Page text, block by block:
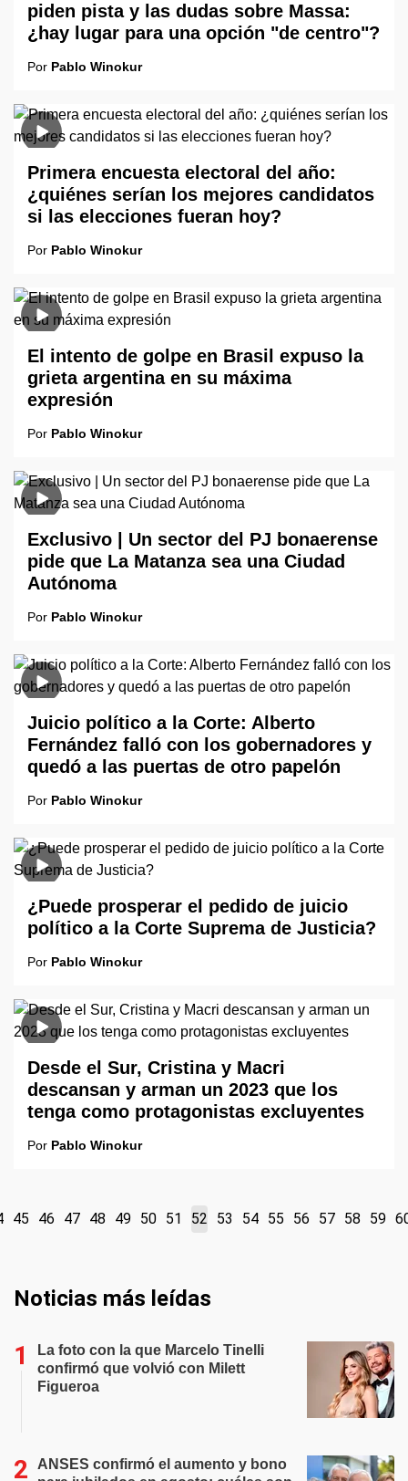
piden pista y las dudas sobre Massa:
¿hay lugar para una opción "de centro"?
Por Pablo Winokur
Primera encuesta electoral del año:
¿quiénes serían los mejores candidatos
si las elecciones fueran hoy?
Por Pablo Winokur
El intento de golpe en Brasil expuso la
grieta argentina en su máxima
expresión
Por Pablo Winokur
Exclusivo | Un sector del PJ bonaerense
pide que La Matanza sea una Ciudad
Autónoma
Por Pablo Winokur
Juicio político a la Corte: Alberto
Fernández falló con los gobernadores y
quedó a las puertas de otro papelón
Por Pablo Winokur
¿Puede prosperar el pedido de juicio
político a la Corte Suprema de Justicia?
Por Pablo Winokur
Desde el Sur, Cristina y Macri
descansan y arman un 2023 que los
tenga como protagonistas excluyentes
Por Pablo Winokur
45 46 47 48 49 50 51 52 53 54 55 56 57 58 59
Noticias más leídas
La foto con la que Marcelo Tinelli
confirmó que volvió con Milett
Figueroa
ANSES confirmó el aumento y bono